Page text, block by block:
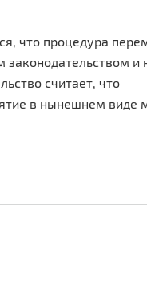
...
что процедура
и
считает, что
в нынешнем виде